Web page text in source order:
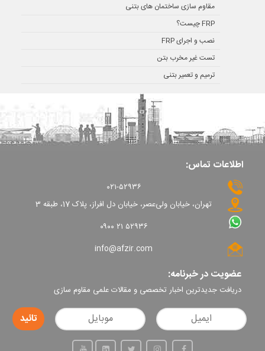
مقاوم سازی ساختمان های بتنی
FRP چیست؟
نصب و اجرای FRP
تست غیر مخرب بتن
ترمیم و تعمیر بتنی
اطلاعات تماس:
۰۲۱-۵۲۹۳۶
تهران، خیابان ولی‌عصر، خیابان دل افراز، پلاک 17، طبقه 3
۰۹۰۰ ۲۱ ۵۲۹۳۶
info@afzir.com
عضویت در خبرنامه:
دریافت جدیدترین اخبار تخصصی و مقالات علمی مقاوم سازی